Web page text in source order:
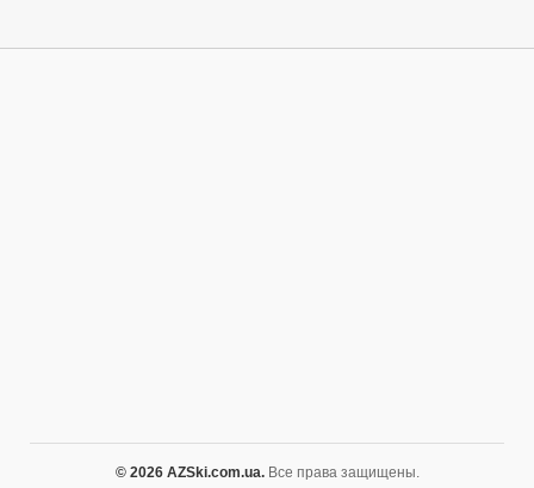
© 2026 AZSki.com.ua.Все права защищены.